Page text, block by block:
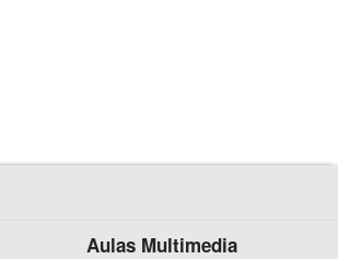
Aulas Multimedia